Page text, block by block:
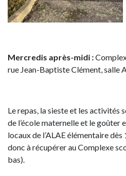
Mercredis après-midi :
rue Jean-Baptiste Clément, salle
Le repas, la sieste et les activités
de l’école maternelle et le goûter
locaux de l’ALAE élémentaire
donc à récupérer au Complexe
bas).